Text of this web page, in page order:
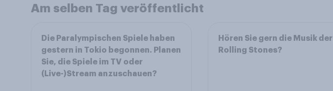
Am selben Tag veröffentlicht
Die Paralympischen Spiele haben
gestern in Tokio begonnen. Planen
Sie, die Spiele im TV oder
(Live-)Stream anzuschauen?
Hören Sie gern die Musik der
Rolling Stones?